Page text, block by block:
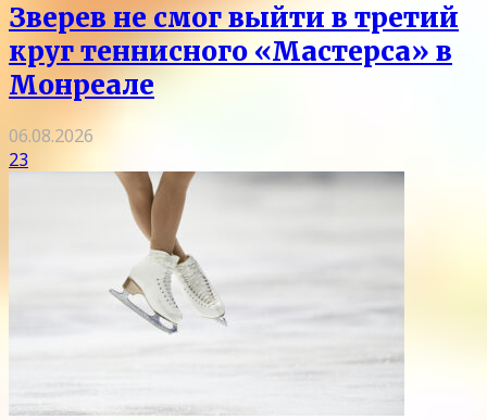
Зверев не смог выйти в третий
круг теннисного «Мастерса» в
Монреале
06.08.2026
23